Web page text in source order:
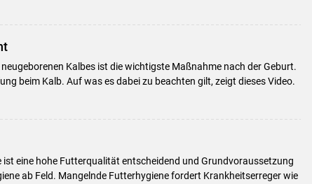
Kalbes ist die wichtigste Maßnahme nach der Geburt.
beim Kalb. Auf was es dabei zu beachten gilt, zeigt dieses Video.
eine hohe Futterqualität entscheidend und Grundvoraussetzung
ab Feld. Mangelnde Futterhygiene fordert Krankheitserreger wie